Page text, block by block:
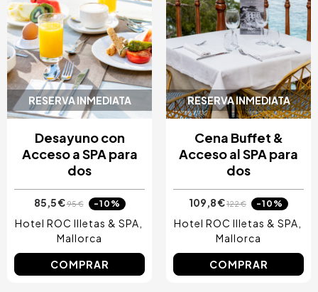
RESERVA INMEDIATA
Desayuno con
Acceso a SPA para
dos
85,5 €95 € -10%
Hotel ROC Illetas & SPA
Mallorca
COMPRAR
RESERVA INMEDIATA
Cena Buffet &
Acceso al SPA para
dos
109,8 €122 € -10%
Hotel ROC Illetas & SPA
Mallorca
COMPRAR